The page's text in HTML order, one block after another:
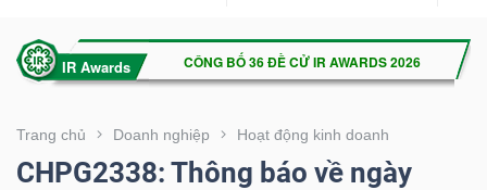
Trang chủ Doanh nghiệp Hoạt động kinh doanh
CHPG2338: Thông báo về ngày
(-)
VIETSTOCK